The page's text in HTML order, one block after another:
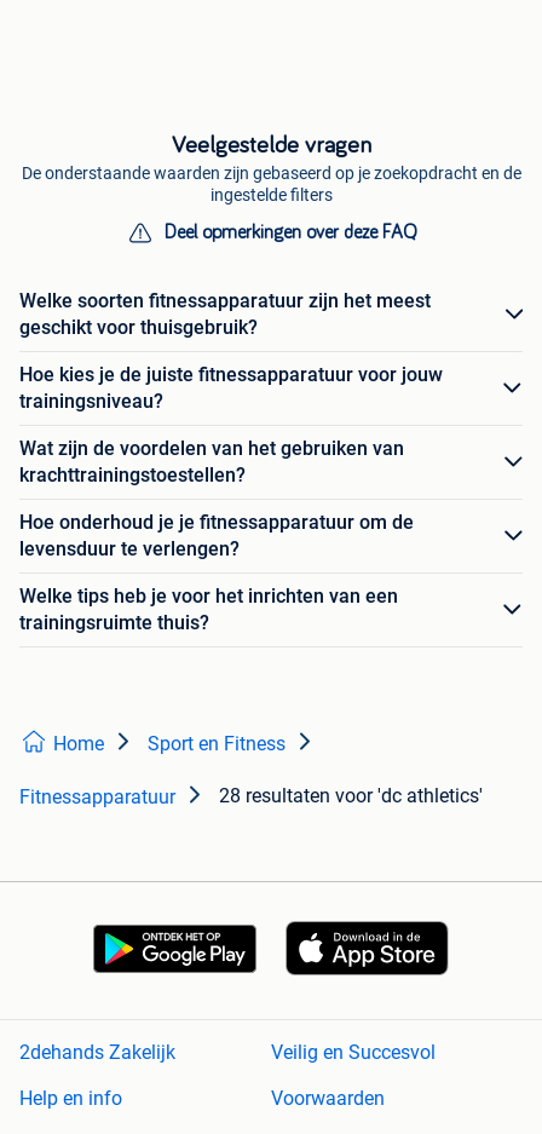
Veelgestelde vragen
De onderstaande waarden zijn gebaseerd op je zoekopdracht en de
ingestelde filters
Deel opmerkingen over deze FAQ
Welke soorten fitnessapparatuur zijn het meest
geschikt voor thuisgebruik?
Hoe kies je de juiste fitnessapparatuur voor jouw
trainingsniveau?
Wat zijn de voordelen van het gebruiken van
krachttrainingstoestellen?
Hoe onderhoud je je fitnessapparatuur om de
levensduur te verlengen?
Welke tips heb je voor het inrichten van een
trainingsruimte thuis?
Home Sport en Fitness
Fitnessapparatuur 28 resultaten voor 'dc athletics'
2dehands Zakelijk
Veilig en Succesvol
Help en info
Voorwaarden